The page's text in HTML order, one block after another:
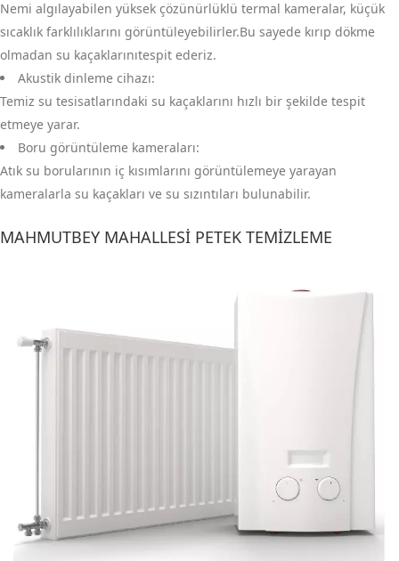
Nemi algılayabilen yüksek çözünürlüklü termal kameralar, küçük
sıcaklık farklılıklarını görüntüleyebilirler.Bu sayede kırıp dökme
olmadan su kaçaklarınıtespit ederiz.
Akustik dinleme cihazı:
Temiz su tesisatlarındaki su kaçaklarını hızlı bir şekilde tespit
etmeye yarar.
Boru görüntüleme kameraları:
Atık su borularının iç kısımlarını görüntülemeye yarayan
kameralarla su kaçakları ve su sızıntıları bulunabilir.
MAHMUTBEY MAHALLESI PETEK TEMIZLEME